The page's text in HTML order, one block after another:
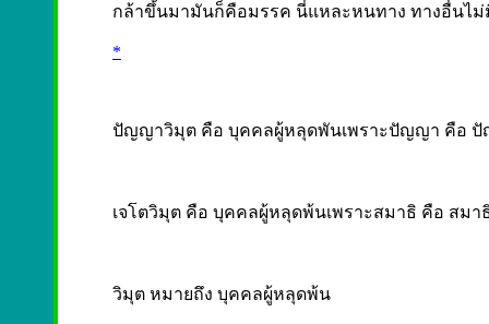
กล้าขึ้นมามันก็คือมรรค นี่แหละหนทาง ทางอื่นไม่
*
ปัญญาวิมุต คือ บุคคลผู้หลุดพันเพราะปัญญา คือ
เจโตวิมุต คือ บุคคลผู้หลุดพ้นเพราะสมาธิ คือ สม
วิมุต หมายถึง บุคคลผู้หลุดพ้น